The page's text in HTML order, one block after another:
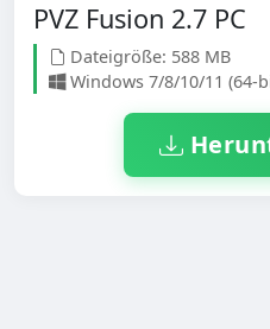
PVZ Fusion 2.7 PC
Dateigröße: 588 MB
Windows 7/8/10/11 (64-